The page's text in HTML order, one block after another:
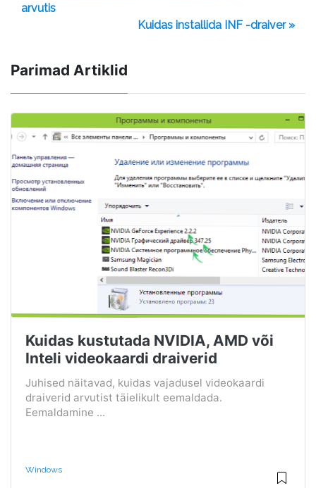
arvutis
Kuidas installida INF -draiver »
Parimad Artiklid
Kuidas kustutada NVIDIA, AMD või
Inteli videokaardi draiverid
Juhised näitavad, kuidas vajadusel videokaardi
draiverid arvutist täielikult eemaldada.
Eemaldamine ...
Windows